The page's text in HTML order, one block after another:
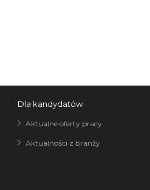
Dla kandydatów
Aktualne oferty pracy
Aktualności z branży